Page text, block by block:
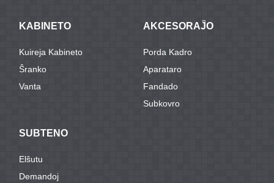
KABINETO
Kuireja Kabineto
Ŝranko
Vanta
AKCESORAĴO
Porda Kadro
Aparataro
Fandado
Subkovro
SUBTENO
Elŝutu
Demandoj